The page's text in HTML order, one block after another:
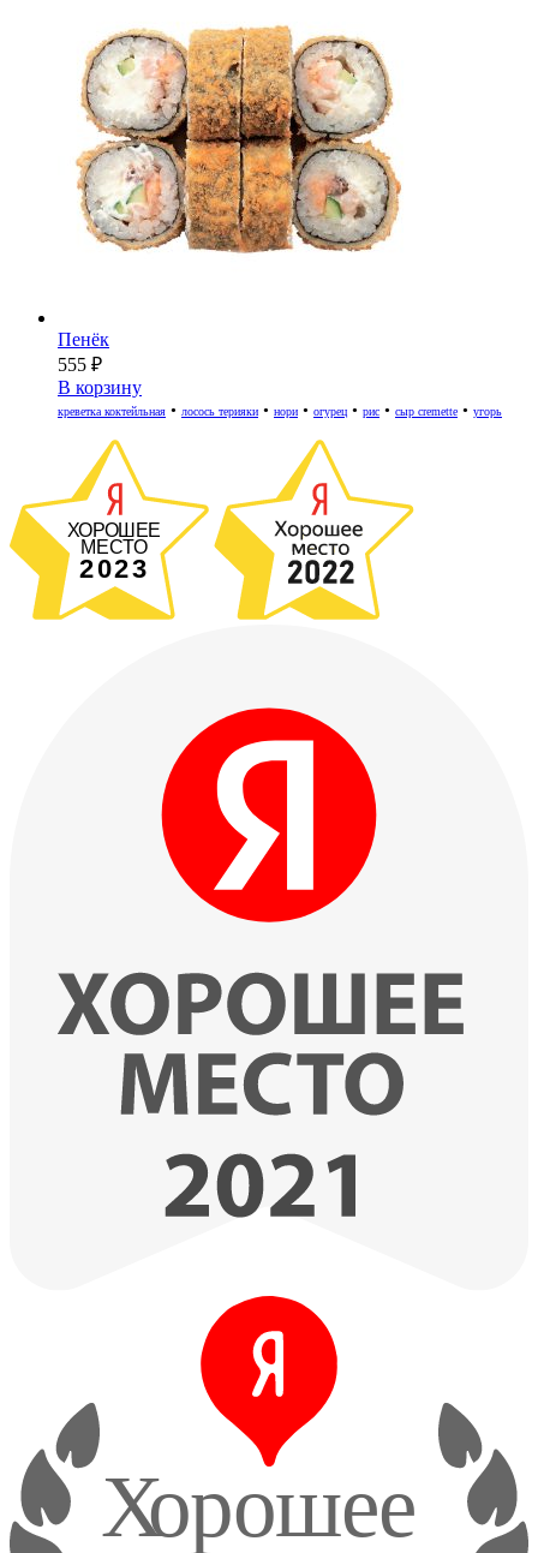
Пенёк
555 ₽
В корзину
креветка коктейльная • лосось терияки • нори • огурец • рис • сыр cremette • угорь